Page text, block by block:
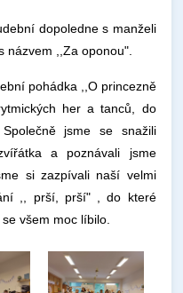
dopoledne s manželi
názvem ,,Za oponou".
pohádka ,,O princezně
her a tanců, do
jsme se snažili
a poznávali jsme
si zazpívali naší velmi
,, prší, prší" , do které
všem moc líbilo.